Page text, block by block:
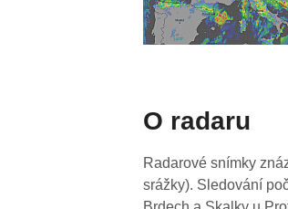
O radaru
Radarové snímky
srážky). Sledování